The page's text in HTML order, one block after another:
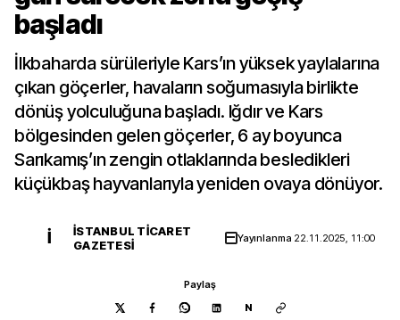
başladı
İlkbaharda sürüleriyle Kars’ın yüksek yaylalarına
çıkan göçerler, havaların soğumasıyla birlikte
dönüş yolculuğuna başladı. Iğdır ve Kars
bölgesinden gelen göçerler, 6 ay boyunca
Sarıkamış’ın zengin otlaklarında besledikleri
küçükbaş hayvanlarıyla yeniden ovaya dönüyor.
İ
İSTANBUL TICARET
GAZETESI
Yayınlanma 22.11.2025, 11:00
Paylaş
N